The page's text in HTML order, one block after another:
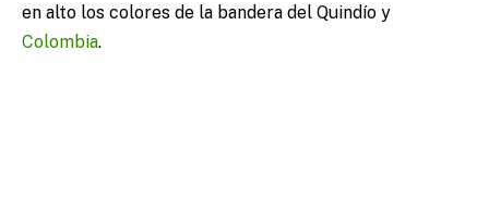
en alto los colores de la bandera del Quindío y
Colombia.